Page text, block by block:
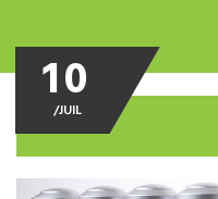
MENU
PRODUIT
10
/JUIL